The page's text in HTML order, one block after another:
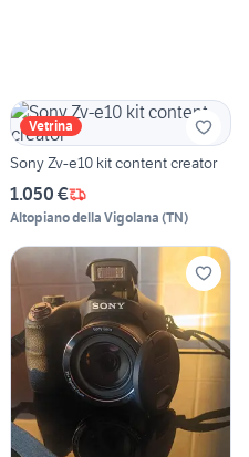
Vetrina
Sony Zv-e10 kit content creator
1.050 €
Altopiano della Vigolana (TN)